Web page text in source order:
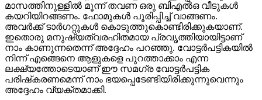
മാസത്തിനുള്ളില്‍ മൂന്ന് തവണ ഒരു ബിഎല്‍ഒ വീടുകള്‍
കയറിയിറങ്ങണം. ഫോമുകള്‍ പൂരിപ്പിച്ച് വാങ്ങണം.
അവര്‍ക്ക് ടാര്‍ഗറ്റുകള്‍ കൊടുത്തുകൊണ്ടിരിക്കുകയാണ്.
ഇതൊരു മനുഷ്യത്വരഹിതമായ പ്രവൃത്തിയായിട്ടാണ്
നാം കാണുന്നതെന്ന് അദ്ദേഹം പറഞ്ഞു. വോട്ടര്‍പട്ടികയില്‍
നിന്ന് എങ്ങെനെ ആളുകളെ പുറത്താക്കാം എന്ന
ലക്ഷ്യത്തോടെയാണ് ഈ സമഗ്ര വോട്ടര്‍പട്ടിക
പരിഷ്‌കരണമെന്ന് നാം ഭയപ്പെടേണ്ടിയിരിക്കുന്നുവെന്നും
അദ്ദേഹം വ്യക്തമാക്കി.